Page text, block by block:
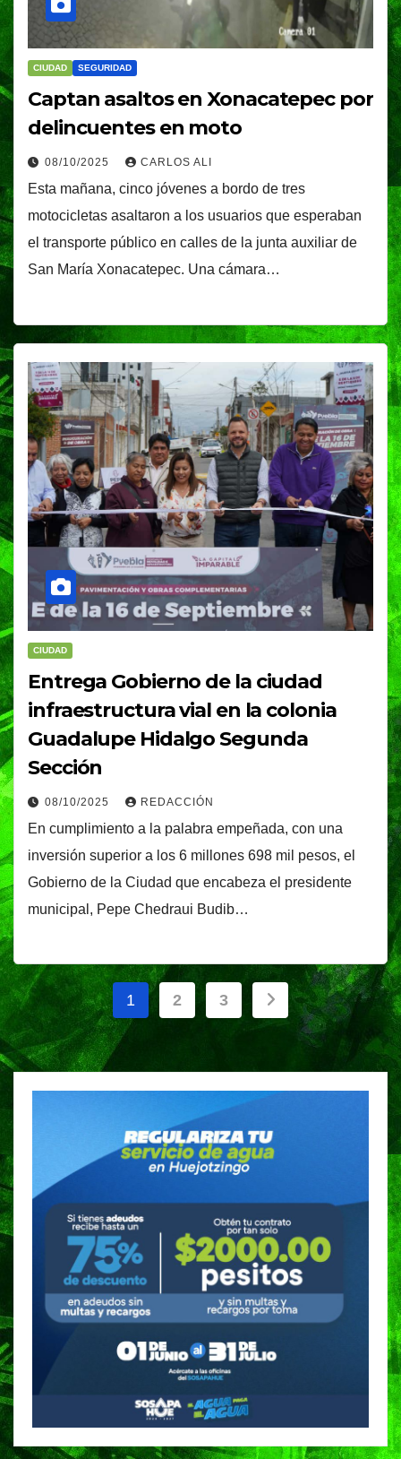
CIUDAD SEGURIDAD
Captan asaltos en Xonacatepec por
delincuentes en moto
08/10/2025 CARLOS ALI
Esta mañana, cinco jóvenes a bordo de tres
motocicletas asaltaron a los usuarios que esperaban
el transporte público en calles de la junta auxiliar de
San María Xonacatepec. Una cámara…
CIUDAD
Entrega Gobierno de la ciudad
infraestructura vial en la colonia
Guadalupe Hidalgo Segunda
Sección
08/10/2025 REDACCIÓN
En cumplimiento a la palabra empeñada, con una
inversión superior a los 6 millones 698 mil pesos, el
Gobierno de la Ciudad que encabeza el presidente
municipal, Pepe Chedraui Budib…
Paginación
de
entradas
1 2 3